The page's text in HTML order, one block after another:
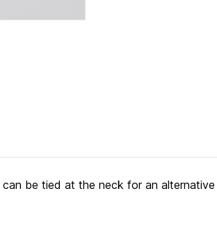
be tied at the neck for an